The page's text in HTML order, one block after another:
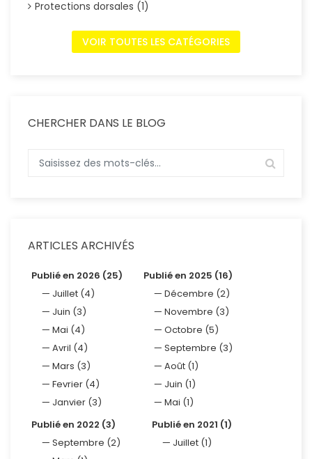
Protections dorsales (1)
VOIR TOUTES LES CATÉGORIES
CHERCHER DANS LE BLOG
ARTICLES ARCHIVÉS
Publié en 2026 (25)
Juillet (4)
Juin (3)
Mai (4)
Avril (4)
Mars (3)
Fevrier (4)
Janvier (3)
Publié en 2025 (16)
Décembre (2)
Novembre (3)
Octobre (5)
Septembre (3)
Août (1)
Juin (1)
Mai (1)
Publié en 2022 (3)
Septembre (2)
Publié en 2021 (1)
Juillet (1)